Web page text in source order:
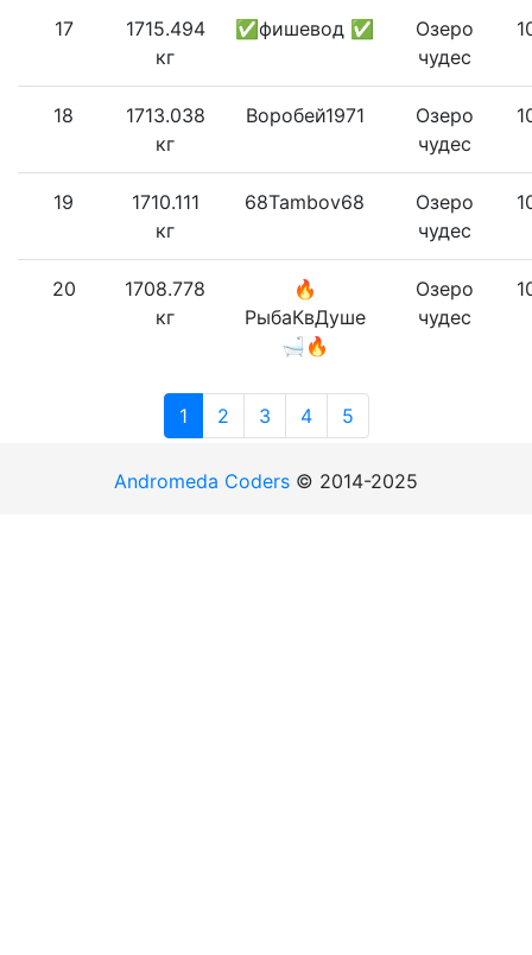
17
1715.494
кг
✅фишевод ✅
Озеро
чудес
18
1713.038
кг
Воробей1971
Озеро
чудес
19
1710.111
кг
68Tambov68
Озеро
чудес
20
1708.778
кг
🔥
РыбаКвДуше
🛁🔥
Озеро
чудес
1 2 3 4 5
Andromeda Coders © 2014-2025